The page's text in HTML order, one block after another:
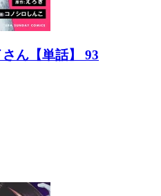
ん【単話】 93